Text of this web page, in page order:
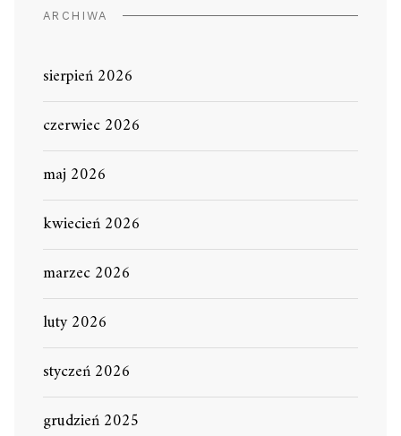
ARCHIWA
sierpień 2026
czerwiec 2026
maj 2026
kwiecień 2026
marzec 2026
luty 2026
styczeń 2026
grudzień 2025